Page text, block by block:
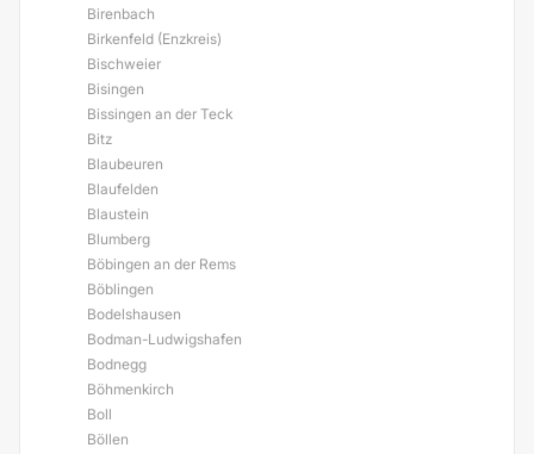
Birenbach
Birkenfeld (Enzkreis)
Bischweier
Bisingen
Bissingen an der Teck
Bitz
Blaubeuren
Blaufelden
Blaustein
Blumberg
Böbingen an der Rems
Böblingen
Bodelshausen
Bodman-Ludwigshafen
Bodnegg
Böhmenkirch
Boll
Böllen